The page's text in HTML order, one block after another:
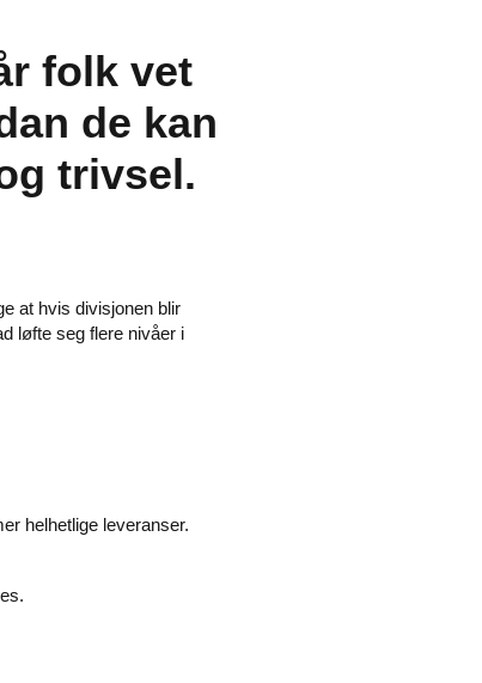
folk vet
de kan
trivsel.
at hvis divisjonen blir
løfte seg flere nivåer i
helhetlige leveranser.